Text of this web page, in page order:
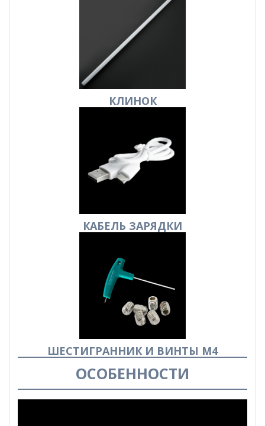
КЛИНОК
КАБЕЛЬ ЗАРЯДКИ
ШЕСТИГРАННИК И ВИНТЫ М4
ОСОБЕННОСТИ